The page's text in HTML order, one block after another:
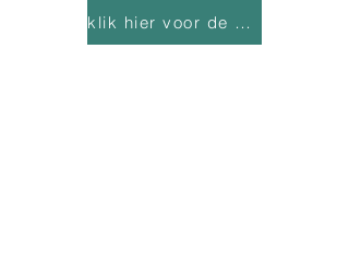
klik hier voor de kalender